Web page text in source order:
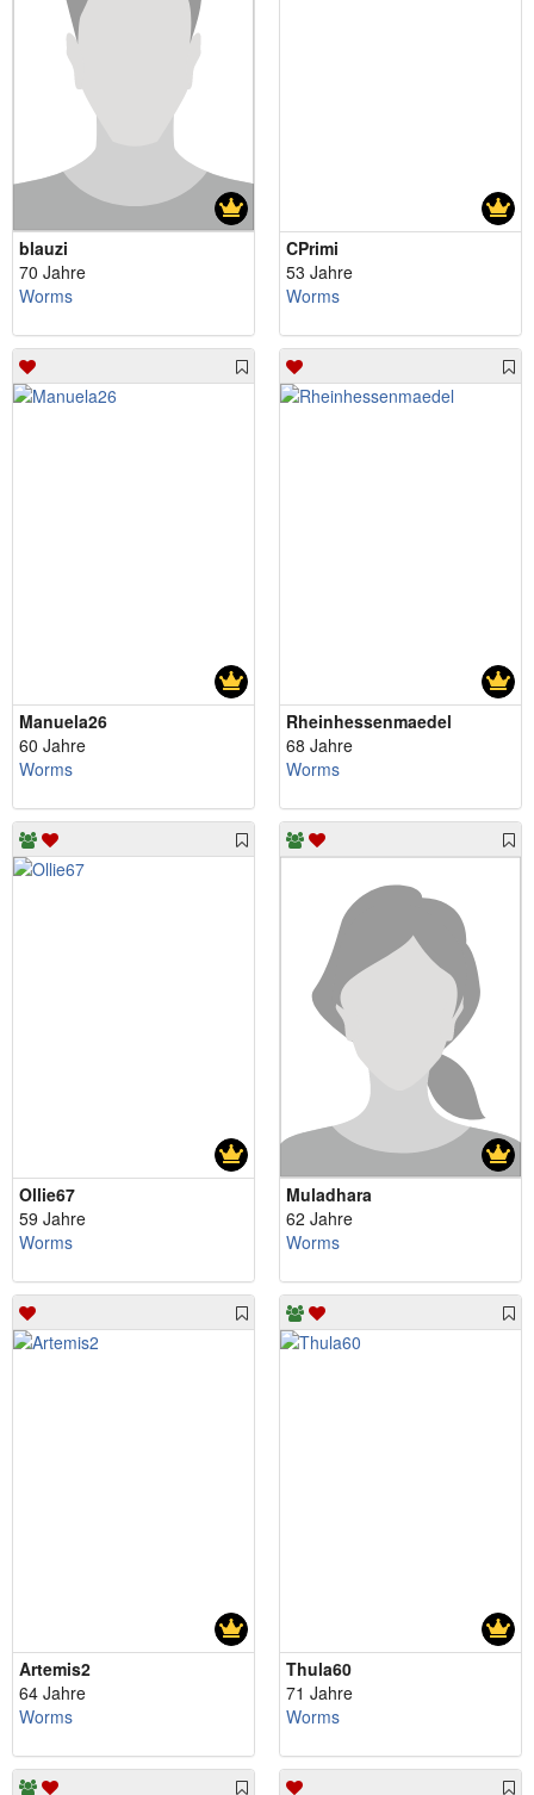
blauzi
70 Jahre
Worms
CPrimi
53 Jahre
Worms
Manuela26
60 Jahre
Worms
Rheinhessenmaedel
68 Jahre
Worms
Ollie67
59 Jahre
Worms
Muladhara
62 Jahre
Worms
Artemis2
64 Jahre
Worms
Thula60
71 Jahre
Worms